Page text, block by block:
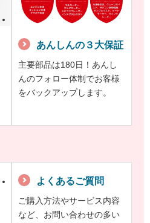
あんしんの３大保証
主要部品は180日！あんし
んのフォロー体制でお客様
をバックアップします。
よくあるご質問
ご購入方法やサービス内容
など、お問い合わせの多い